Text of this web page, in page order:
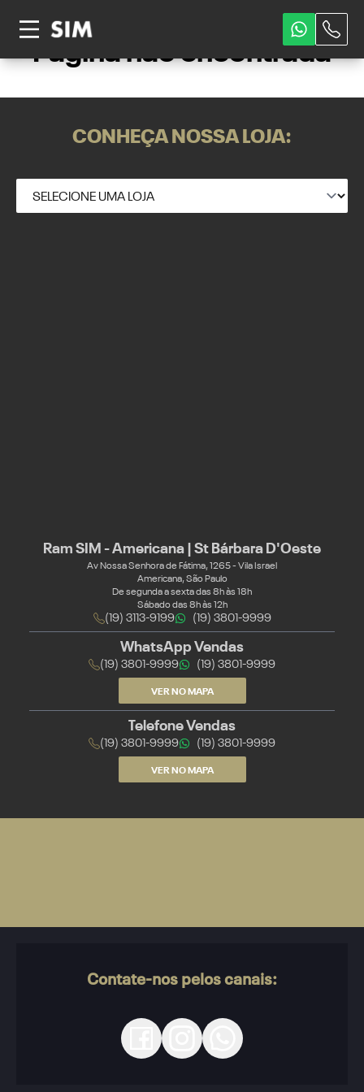
Página não encontrada
CONHEÇA NOSSA LOJA:
Ram SIM - Americana | St Bárbara D'Oeste
Av Nossa Senhora de Fátima, 1265 - Vila Israel
Americana, São Paulo
De segunda a sexta das 8h às 18h
Sábado das 8h às 12h
(19) 3113-9199 (19) 3801-9999
WhatsApp Vendas
(19) 3801-9999 (19) 3801-9999
VER NO MAPA
Telefone Vendas
(19) 3801-9999 (19) 3801-9999
VER NO MAPA
Contate-nos pelos canais: